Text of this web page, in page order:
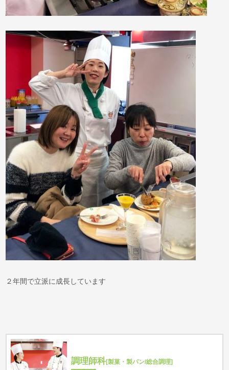
２年間で立派に成長しています
調理師科[製菓・製パン/総合調理]